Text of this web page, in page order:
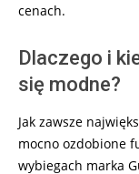
cenach.
Dlaczego i
się modne?
Jak zawsze
mocno ozdobione
wybiegach marka